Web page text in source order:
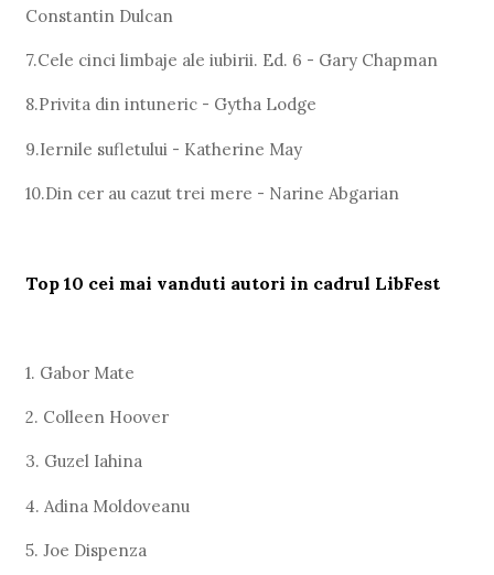
Constantin Dulcan
7.Cele cinci limbaje ale iubirii. Ed. 6 - Gary Chapman
8.Privita din intuneric - Gytha Lodge
9.Iernile sufletului - Katherine May
10.Din cer au cazut trei mere - Narine Abgarian
Top 10 cei mai vanduti autori in cadrul LibFest
1. Gabor Mate
2. Colleen Hoover
3. Guzel Iahina
4. Adina Moldoveanu
5. Joe Dispenza